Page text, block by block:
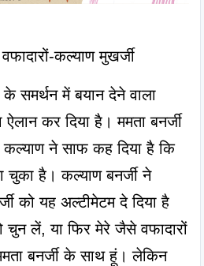
कल्याण मुखर्जी
समर्थन में बयान देने वाला
कर दिया है। ममता बनर्जी
कल्याण ने साफ कह दिया है कि
चुका है। कल्याण बनर्जी ने
को यह अल्टीमेटम दे दिया है
चुन लें, या फिर मेरे जैसे वफादारों
बनर्जी के साथ हूं। लेकिन